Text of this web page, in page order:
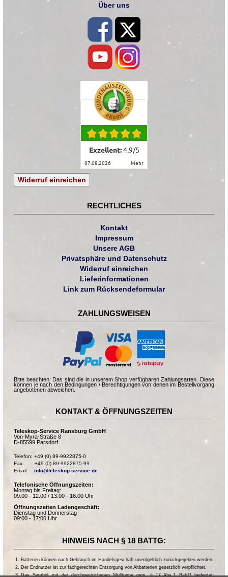
Über uns
Exzellent:4.9/5
07.08.2026 mehr
Widerruf einreichen
RECHTLICHES
Kontakt
Impressum
Unsere AGB
Privatsphäre und Datenschutz
Widerruf einreichen
Lieferinformationen
Link zum Rücksendeformular
ZAHLUNGSWEISEN
Bitte beachten: Das sind die in unserem Shop verfügbaren Zahlungsarten. Diese
können je nach den Bedingungen / Berechtigungen von denen im Bestellvorgang
angebotenen abweichen.
KONTAKT & ÖFFNUNGSZEITEN
Teleskop-Service Ransburg GmbH
Von-Myra-Straße 8
D-85599 Parsdorf
Telefon: +49 (0) 89-9922875-0
Fax:       +49 (0) 89-9922875-99
Email: info@teleskop-service.de
Telefonische Öffnungszeiten:
Montag bis Freitag:
09.00 - 12.00 / 13.00 - 16.00 Uhr
Öffnungszeiten Ladengeschäft:
Dienstag und Donnerstag
09:00 - 17:00 Uhr
HINWEIS NACH § 18 BATTG:
Batterien können nach Gebrauch im Handelsgeschäft unentgeltlich zurückgegeben werden.
Der Endnutzer ist zur fachgerechten Entsorgung von Altbatterien gesetzlich verpflichtet.
Das Symbol mit der durchgestrichenen Mülltonne gem. § 17 Abs.1 BattG bedeutet: